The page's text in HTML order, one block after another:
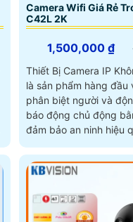
Camera Wifi Giá Rẻ
C42L 2K
1,500,000 ₫
Thiết Bị Camera IP
là sản phẩm hàng đầu
phân biệt người và
báo động chủ động
đảm bảo an ninh hiệu quả. Sản